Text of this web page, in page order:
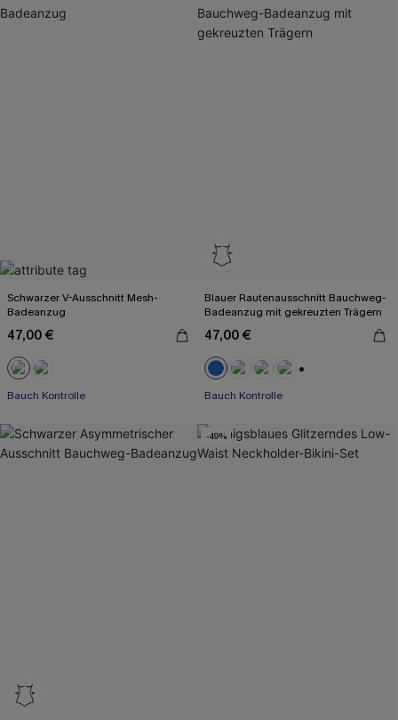
Schwarzer V-Ausschnitt Mesh-
Badeanzug
47,00 €
Bauch Kontrolle
Blauer Rautenausschnitt Bauchweg-
Badeanzug mit gekreuzten Trägern
47,00 €
Bauch Kontrolle
-49%